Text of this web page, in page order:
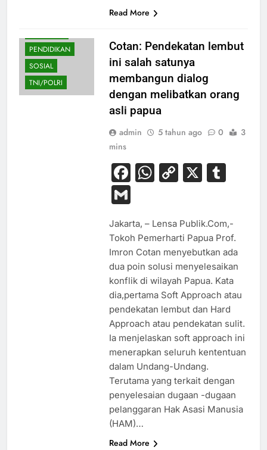
Read More
PENDIDIKAN
SOSIAL
TNI/POLRI
Cotan: Pendekatan lembut
ini salah satunya
membangun dialog
dengan melibatkan orang
asli papua
admin 5 tahun ago 0
3
mins
Facebook
WhatsApp
Copy
X
Gmail
Jakarta, – Lensa Publik.Com,-
Tokoh Pemerharti Papua Prof.
Imron Cotan menyebutkan ada
dua poin solusi menyelesaikan
konflik di wilayah Papua. Kata
dia,pertama Soft Approach atau
pendekatan lembut dan Hard
Approach atau pendekatan sulit.
Ia menjelaskan soft approach ini
menerapkan seluruh kententuan
dalam Undang-Undang.
Terutama yang terkait dengan
penyelesaian dugaan -dugaan
pelanggaran Hak Asasi Manusia
(HAM)…
Read More